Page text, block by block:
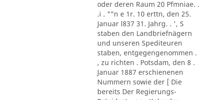
oder deren Raum 20 Pfmniae. .
.i . ""n e 1r. 10 erttn, den 25.
Januar l837 31. Jahrg. . ', S
staben den Landbriefnägern
und unseren Spediteuren
staben, entgegengenommen .
, zu richten . Potsdam, den 8 .
Januar 1887 erschienenen
Nummern sowie der [ Die
bereits Der Regierungs-